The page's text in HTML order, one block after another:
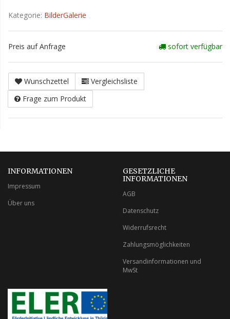
Kategorie: BilderGalerie
Preis auf Anfrage sofort verfügbar
Wunschzettel
Vergleichsliste
Frage zum Produkt
INFORMATIONEN
Impressum
Über uns
GESETZLICHE
INFORMATIONEN
AGB
Datenschutz
Widerrufsrecht
Zahlungsmöglichkeiten
Versandinformationen und
MwSt